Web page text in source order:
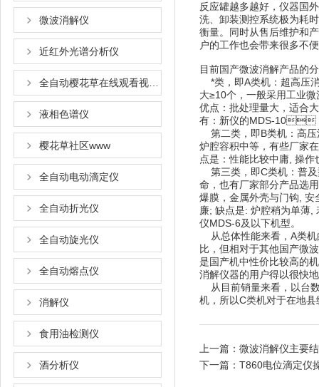
微波消解仪
近红外光谱分析仪
液相色谱仪
樱花草社区www
全自动电动滴定仪
全自动折光仪
全自动旋光仪
全自动熔点仪
消解仪
食用油检测仪
酒分析仪
反应罐越多越好，仪器国
洗、卸装测控系统极为耗
衡量。同时从售后维护和
户的工作也会带来很多不便
目前国产微波消解产品的分类
*类，即A类机：
大≥10个，一般采用工业微
优点：批处理量大，适
有：新仪的MDS-10，
第二类，即B类机
炉腔容积中等，有些厂家
点是：性能比较中庸,
第三类，即C类机：
命，也有厂家部分产品选
爆膜，金属外壳与门钩, 安
廉; 缺点是: 炉腔稍为单薄,
仪MDS-6及以下机型。
从总体性能来看，A类机
比，但相对于其他国产微
是国产机中性价比较高的机型
消解仪器的用户得以很快地
从目前销量来看，以台
机，所以C类机对于在地
上一篇： 微波消解仪主要
下一篇： T860电位滴定仪